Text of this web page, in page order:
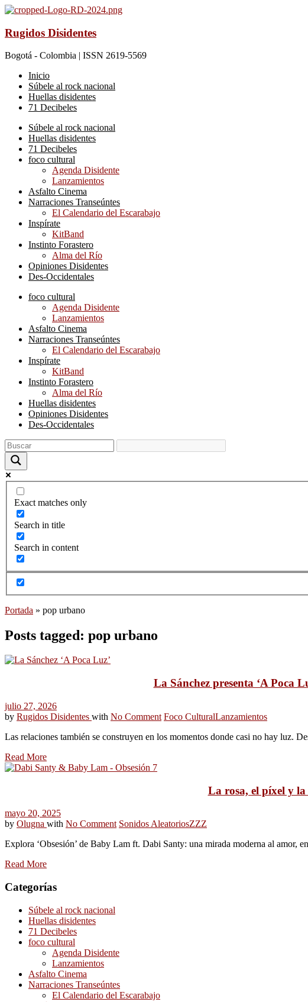
Rugidos Disidentes
Bogotá - Colombia | ISSN 2619-5569
Inicio
Súbele al rock nacional
Huellas disidentes
71 Decibeles
Súbele al rock nacional
Huellas disidentes
71 Decibeles
foco cultural
Agenda Disidente
Lanzamientos
Asfalto Cinema
Narraciones Transeúntes
El Calendario del Escarabajo
Inspírate
KitBand
Instinto Forastero
Alma del Río
Opiniones Disidentes
Des-Occidentales
foco cultural
Agenda Disidente
Lanzamientos
Asfalto Cinema
Narraciones Transeúntes
El Calendario del Escarabajo
Inspírate
KitBand
Instinto Forastero
Alma del Río
Huellas disidentes
Opiniones Disidentes
Des-Occidentales
Exact matches only
Search in title
Search in content
Portada » pop urbano
Posts tagged: pop urbano
La Sánchez presenta ‘A Poca
julio 27, 2026
by Rugidos Disidentes with No Comment Foco CulturalLanzamientos
Las relaciones también se construyen en los momentos donde casi no hay luz.
Read More
La rosa, el píxel y
mayo 20, 2025
by Olugna with No Comment Sonidos AleatoriosZZZ
Explora ‘Obsesión’ de Baby Lam ft. Dabi Santy: una mirada moderna al amor,
Read More
Categorías
Súbele al rock nacional
Huellas disidentes
71 Decibeles
foco cultural
Agenda Disidente
Lanzamientos
Asfalto Cinema
Narraciones Transeúntes
El Calendario del Escarabajo